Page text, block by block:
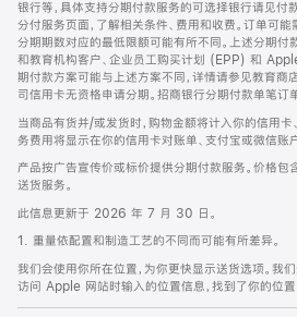
银行等，具体支持分期付款服务的可选择银行请见付
分付服务页面，了解相关条件、费用和收费。订单可
分期期数对应的最低限额可能有所不同。上述分期付
和教育机构客户、企业员工购买计划 (EPP) 和
期付款方案可能与上述方案不同，详情请参见教育商
司信用卡无资格申请分期。招商银行分期付款单笔
当商品有货并/或发货时，购物金额将计入你的信用卡
务费用将显示在你的信用卡对账单、支付宝或微信账户
产品按广告宣传价或标价提供分期付款服务。价格包
送货服务。
此信息更新于 2026 年 7 月 30 日。
1. 重量依配置和制造工艺的不同而可能有所差异。
我们会使用你所在位置，为你更快显示送货选项。我
访问 Apple 网站时输入的位置信息，找到了你的位置